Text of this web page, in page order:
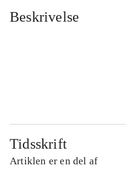
Beskrivelse
Tidsskrift
Artiklen er en del af